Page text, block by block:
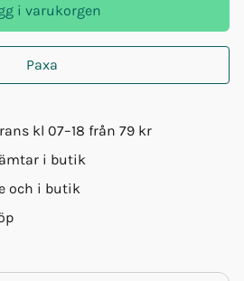
i varukorgen
Paxa
kl 07–18 från 79 kr
i butik
och i butik